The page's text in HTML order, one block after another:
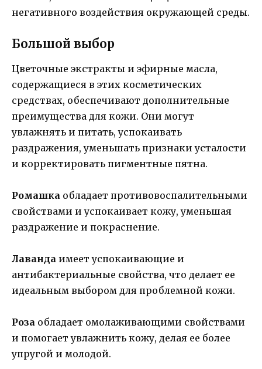
негативного воздействия окружающей среды.
Большой выбор
Цветочные экстракты и эфирные масла,
содержащиеся в этих косметических
средствах, обеспечивают дополнительные
преимущества для кожи. Они могут
увлажнять и питать, успокаивать
раздражения, уменьшать признаки усталости
и корректировать пигментные пятна.
Ромашка обладает противовоспалительными
свойствами и успокаивает кожу, уменьшая
раздражение и покраснение.
Лаванда имеет успокаивающие и
антибактериальные свойства, что делает ее
идеальным выбором для проблемной кожи.
Роза обладает омолаживающими свойствами
и помогает увлажнить кожу, делая ее более
упругой и молодой.